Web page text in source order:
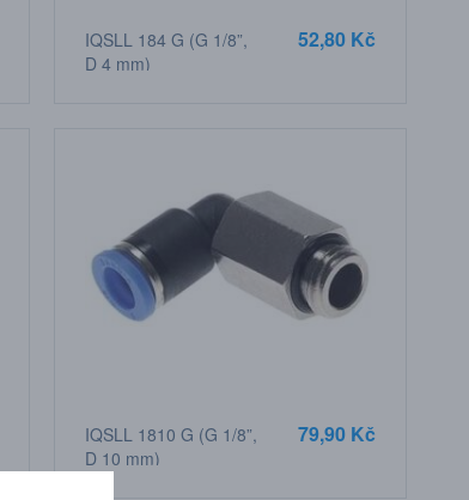
IQSLL 184 G (G 1/8”,
D 4 mm)
52,80 Kč
IQSLL 1810 G (G 1/8”,
D 10 mm)
79,90 Kč